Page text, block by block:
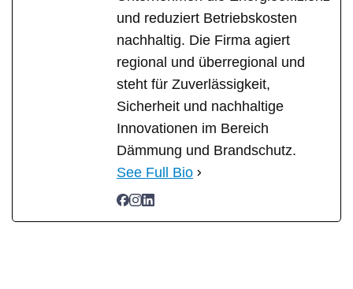
und reduziert Betriebskosten
nachhaltig. Die Firma agiert
regional und überregional und
steht für Zuverlässigkeit,
Sicherheit und nachhaltige
Innovationen im Bereich
Dämmung und Brandschutz.
See Full Bio